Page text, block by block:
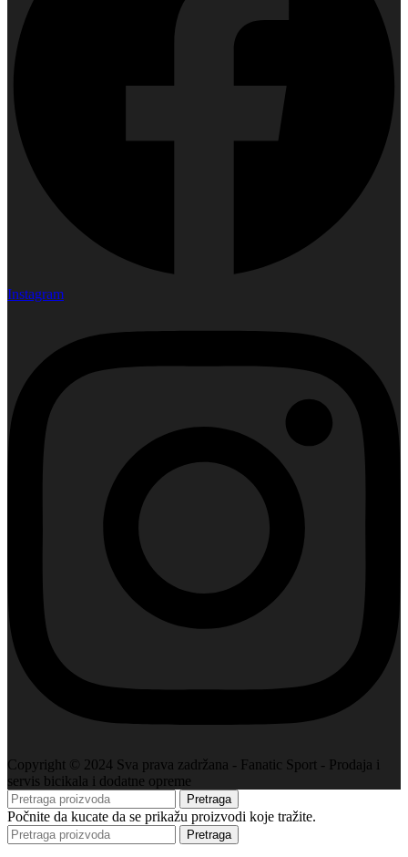
Instagram
Copyright © 2024 Sva prava zadržana - Fanatic Sport - Prodaja i
servis bicikala i dodatne opreme
Pretraga
Počnite da kucate da se prikažu proizvodi koje tražite.
Pretraga